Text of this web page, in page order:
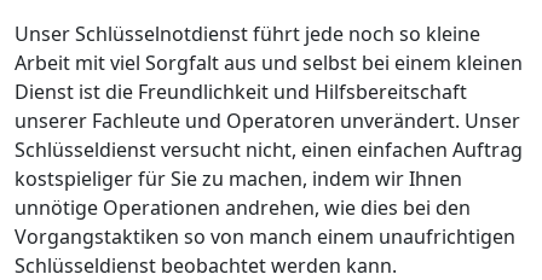
Unser Schlüsselnotdienst führt jede noch so kleine
Arbeit mit viel Sorgfalt aus und selbst bei einem kleinen
Dienst ist die Freundlichkeit und Hilfsbereitschaft
unserer Fachleute und Operatoren unverändert. Unser
Schlüsseldienst versucht nicht, einen einfachen Auftrag
kostspieliger für Sie zu machen, indem wir Ihnen
unnötige Operationen andrehen, wie dies bei den
Vorgangstaktiken so von manch einem unaufrichtigen
Schlüsseldienst beobachtet werden kann.